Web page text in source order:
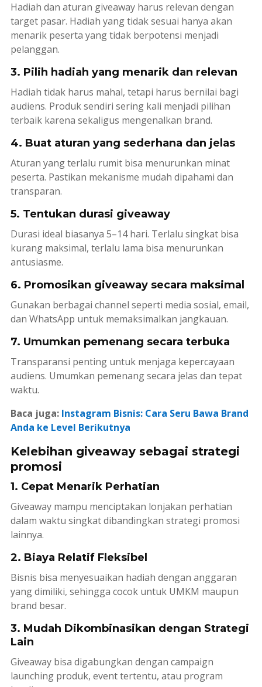
Hadiah dan aturan giveaway harus relevan dengan
target pasar. Hadiah yang tidak sesuai hanya akan
menarik peserta yang tidak berpotensi menjadi
pelanggan.
3. Pilih hadiah yang menarik dan relevan
Hadiah tidak harus mahal, tetapi harus bernilai bagi
audiens. Produk sendiri sering kali menjadi pilihan
terbaik karena sekaligus mengenalkan brand.
4. Buat aturan yang sederhana dan jelas
Aturan yang terlalu rumit bisa menurunkan minat
peserta. Pastikan mekanisme mudah dipahami dan
transparan.
5. Tentukan durasi giveaway
Durasi ideal biasanya 5–14 hari. Terlalu singkat bisa
kurang maksimal, terlalu lama bisa menurunkan
antusiasme.
6. Promosikan giveaway secara maksimal
Gunakan berbagai channel seperti media sosial, email,
dan WhatsApp untuk memaksimalkan jangkauan.
7. Umumkan pemenang secara terbuka
Transparansi penting untuk menjaga kepercayaan
audiens. Umumkan pemenang secara jelas dan tepat
waktu.
Baca juga: Instagram Bisnis: Cara Seru Bawa Brand
Anda ke Level Berikutnya
Kelebihan giveaway sebagai strategi
promosi
1. Cepat Menarik Perhatian
Giveaway mampu menciptakan lonjakan perhatian
dalam waktu singkat dibandingkan strategi promosi
lainnya.
2. Biaya Relatif Fleksibel
Bisnis bisa menyesuaikan hadiah dengan anggaran
yang dimiliki, sehingga cocok untuk UMKM maupun
brand besar.
3. Mudah Dikombinasikan dengan Strategi
Lain
Giveaway bisa digabungkan dengan campaign
launchingproduk, event tertentu, atau program